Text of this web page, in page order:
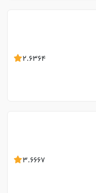
2.6364
3.6667